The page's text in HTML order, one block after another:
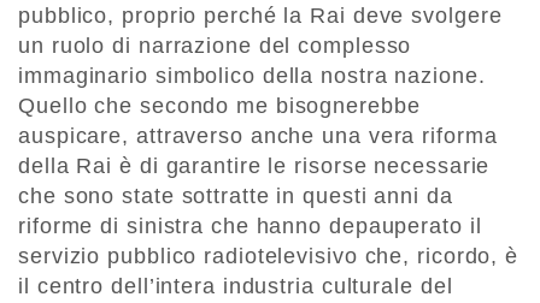
pubblico, proprio perché la Rai deve svolgere
un ruolo di narrazione del complesso
immaginario simbolico della nostra nazione.
Quello che secondo me bisognerebbe
auspicare, attraverso anche una vera riforma
della Rai è di garantire le risorse necessarie
che sono state sottratte in questi anni da
riforme di sinistra che hanno depauperato il
servizio pubblico radiotelevisivo che, ricordo, è
il centro dell’intera industria culturale del